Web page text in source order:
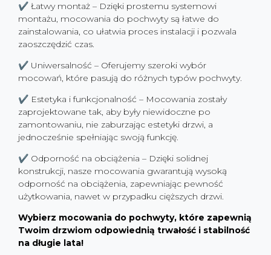
✔ Łatwy montaż – Dzięki prostemu systemowi
montażu, mocowania do pochwyty są łatwe do
zainstalowania, co ułatwia proces instalacji i pozwala
zaoszczędzić czas.
✔ Uniwersalność – Oferujemy szeroki wybór
mocowań, które pasują do różnych typów pochwyty.
✔ Estetyka i funkcjonalność – Mocowania zostały
zaprojektowane tak, aby były niewidoczne po
zamontowaniu, nie zaburzając estetyki drzwi, a
jednocześnie spełniając swoją funkcję.
✔ Odporność na obciążenia – Dzięki solidnej
konstrukcji, nasze mocowania gwarantują wysoką
odporność na obciążenia, zapewniając pewność
użytkowania, nawet w przypadku cięższych drzwi.
Wybierz mocowania do pochwyty, które zapewnią
Twoim drzwiom odpowiednią trwałość i stabilność
na długie lata!